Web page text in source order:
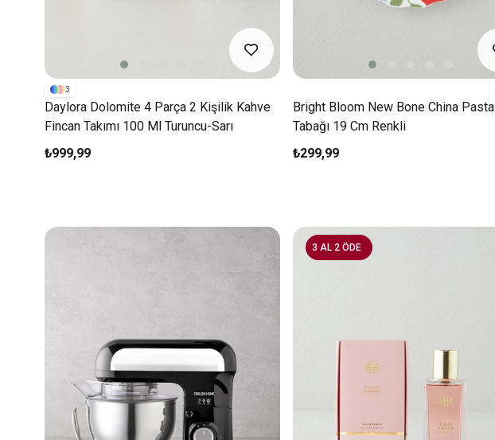
Daylora Dolomite 4 Parça 2 Kişilik Kahve
Fincan Takımı 100 Ml Turuncu-Sarı
₺999,99
3
Bright Bloom New Bone China Pasta
Tabağı 19 Cm Renkli
₺299,99
3 AL 2 ÖDE